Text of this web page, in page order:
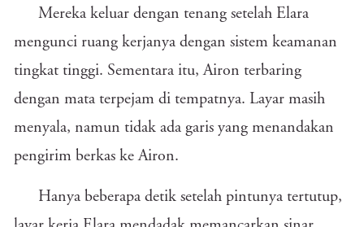
Mereka keluar dengan tenang setelah Elara
mengunci ruang kerjanya dengan sistem keamanan
tingkat tinggi. Sementara itu, Airon terbaring
dengan mata terpejam di tempatnya. Layar masih
menyala, namun tidak ada garis yang menandakan
pengirim berkas ke Airon.
Hanya beberapa detik setelah pintunya tertutup,